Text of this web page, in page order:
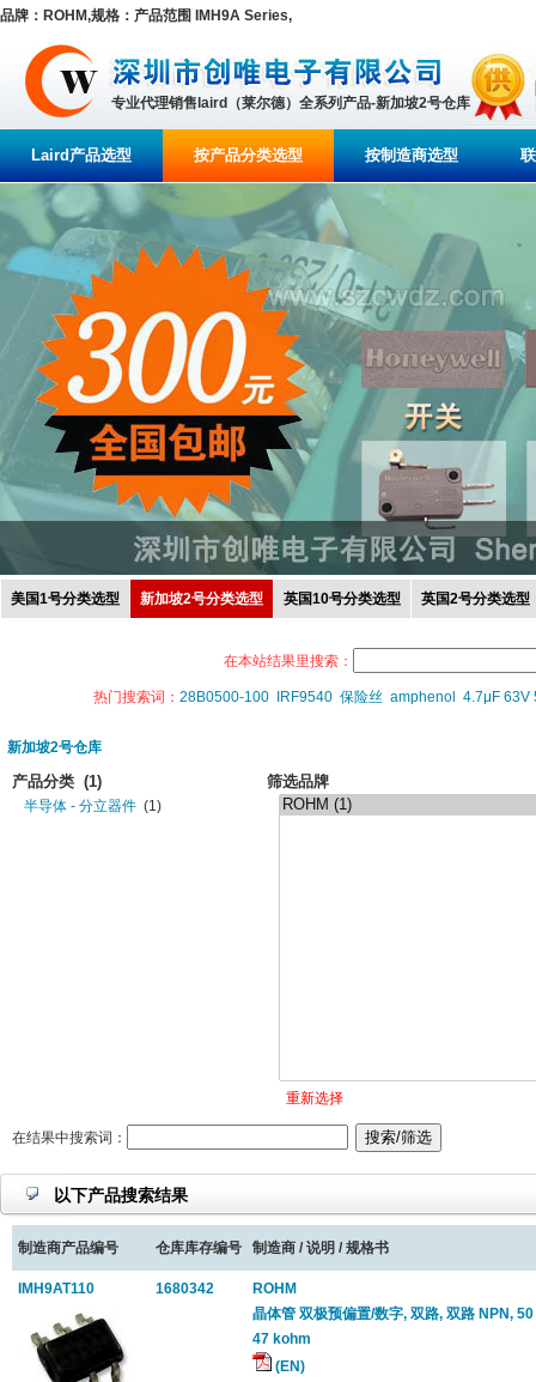
品牌：ROHM,规格：产品范围 IMH9A Series,
专业代理销售laird（莱尔德）全系列产品-新加坡2号仓库
Laird产品选型 按产品分类选型 按制造商选型
美国1号分类选型 新加坡2号分类选型 英国10号分类选型 英国2号分类选型
在本站结果里搜索：
热门搜索词： 28B0500-100 IRF9540 保险丝 amphenol 4.7μF 63V
新加坡2号仓库
产品分类 (1)
半导体 - 分立器件 (1)
筛选品牌
重新选择
在结果中搜索词：
以下产品搜索结果
制造商产品编号 仓库库存编号 制造商 / 说明 / 规格书
IMH9AT110 1680342
ROHM
晶体管 双极预偏置/数字, 双路, 双路 NPN,
47 kohm
(EN)